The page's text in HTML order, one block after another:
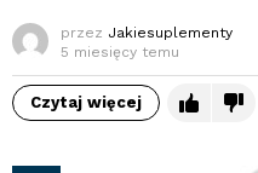
przez Jakiesuplementy
5 miesięcy temu
Czytaj więcej